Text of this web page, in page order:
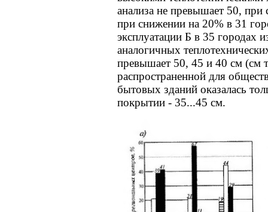
анализа не превышает 50,
при снижении на 20% в 31
эксплуатации Б в 35 городах
аналогичных
превышает 50, 45 и 40 см (см
распространенной для
бытовых зданий оказалась
покрытии - 35...45 см.